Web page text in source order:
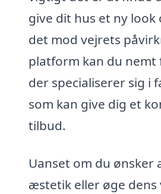
give dit hus et ny
det mod vejrets
platform kan du nemt
der specialiserer sig i
som kan give dig et
tilbud.
Uanset om du
æstetik eller øge